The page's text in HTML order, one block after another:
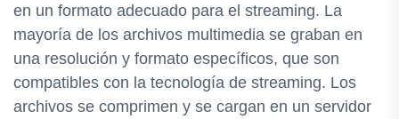
en un formato adecuado para el streaming. La
mayoría de los archivos multimedia se graban en
una resolución y formato específicos, que son
compatibles con la tecnología de streaming. Los
archivos se comprimen y se cargan en un servidor